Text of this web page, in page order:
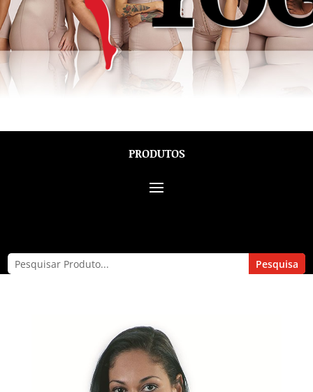
PRODUTOS